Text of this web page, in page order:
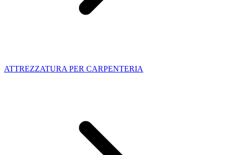
ATTREZZATURA PER CARPENTERIA